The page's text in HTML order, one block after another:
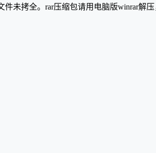
未拷全。rar压缩包请用电脑版winrar解